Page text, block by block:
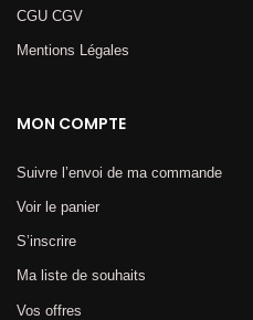
CGU CGV
Mentions Légales​
MON COMPTE
Suivre l’envoi de ma commande
Voir le panier
S’inscrire
Ma liste de souhaits
Vos offres